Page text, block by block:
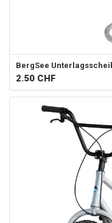
BergSee
2.50 CHF